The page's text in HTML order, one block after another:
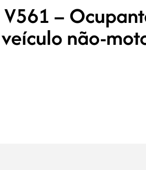
V561 –
veículo não-